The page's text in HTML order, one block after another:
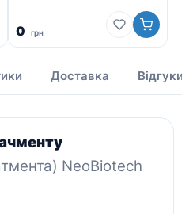
0 грн
Доставка Відгуки
NeoBiotech